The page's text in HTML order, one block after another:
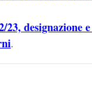
designazione
.